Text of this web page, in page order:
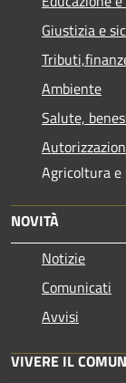
Giustizia e
Ambiente
Salute,
Agricoltura e
NOVITÀ
Notizie
Comunicati
Avvisi
VIVERE IL